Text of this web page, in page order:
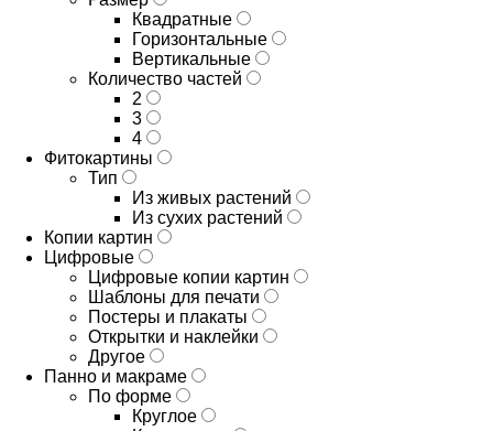
Квадратные
Горизонтальные
Вертикальные
Количество частей
2
3
4
Фитокартины
Тип
Из живых растений
Из сухих растений
Копии картин
Цифровые
Цифровые копии картин
Шаблоны для печати
Постеры и плакаты
Открытки и наклейки
Другое
Панно и макраме
По форме
Круглое